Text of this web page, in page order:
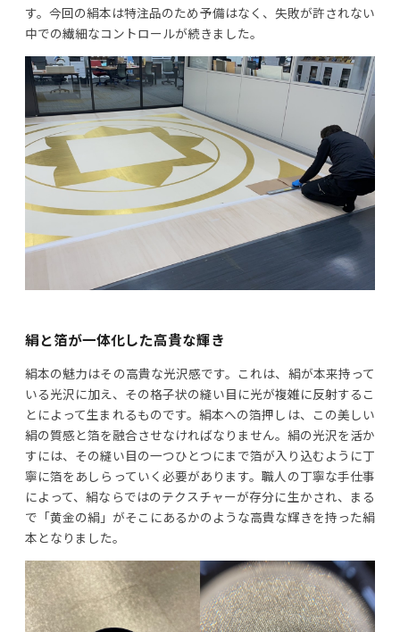
す。今回の絹本は特注品のため予備はなく、失敗が許されない
中での繊細なコントロールが続きました。
絹と箔が一体化した高貴な輝き
絹本の魅力はその高貴な光沢感です。これは、絹が本来持って
いる光沢に加え、その格子状の縫い目に光が複雑に反射するこ
とによって生まれるものです。絹本への箔押しは、この美しい
絹の質感と箔を融合させなければなりません。絹の光沢を活か
すには、その縫い目の一つひとつにまで箔が入り込むように丁
寧に箔をあしらっていく必要があります。職人の丁寧な手仕事
によって、絹ならではのテクスチャーが存分に生かされ、まる
で「黄金の絹」がそこにあるかのような高貴な輝きを持った絹
本となりました。